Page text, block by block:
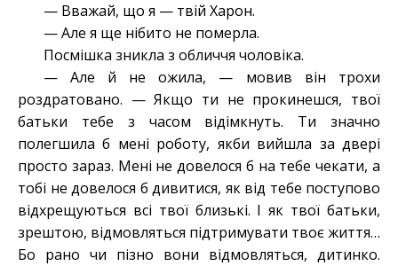
— Вважай, що я — твій Харон.
— Але я ще нібито не померла.
Посмішка зникла з обличчя чоловіка.
— Але й не ожила, — мовив він трохи
роздратовано. — Якщо ти не прокинешся, твої
батьки тебе з часом відімкнуть. Ти значно
полегшила б мені роботу, якби вийшла за двері
просто зараз. Мені не довелося б на тебе чекати, а
тобі не довелося б дивитися, як від тебе поступово
відхрещуються всі твої близькі. І як твої батьки,
зрештою, відмовляться підтримувати твоє життя…
Бо рано чи пізно вони відмовляться, дитинко.